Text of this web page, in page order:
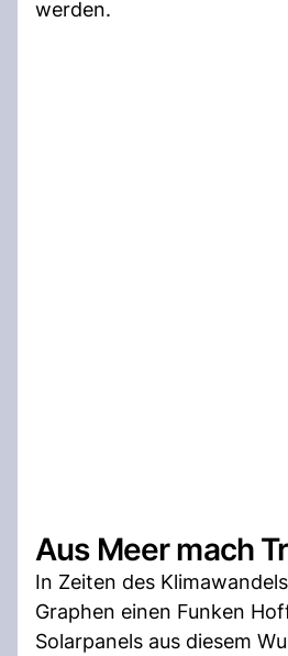
werden.
Aus Meer mach
In Zeiten des
Graphen einen Funken
Solarpanels aus diesem